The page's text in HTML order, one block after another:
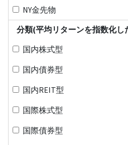
NY金先物
分類(平均リターンを指数化し
国内株式型
国内債券型
国内REIT型
国際株式型
国際債券型